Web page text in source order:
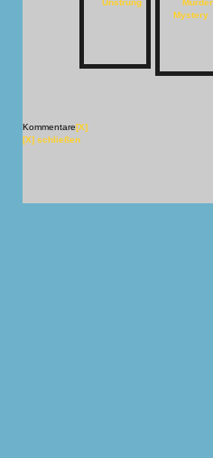
Kommentare[X]
[X] schließen